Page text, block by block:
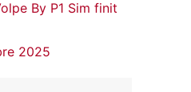
By P1 Sim finit
2025